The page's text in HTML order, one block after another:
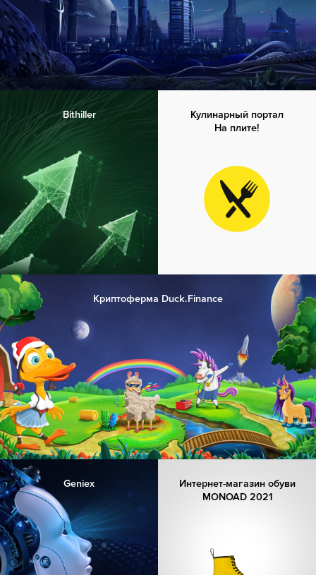
Bithiller
Криптоферма Duck.Finance
Кулинарный портал
На плите!
Geniex
Интернет-магазин обуви
MONOAD 2021